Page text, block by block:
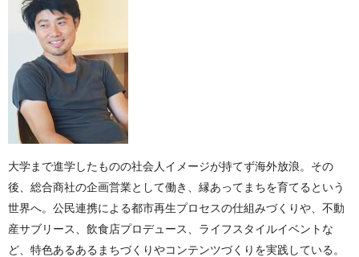
大学まで進学したものの社会人イメージが持てず海外放浪。その
後、総合商社の企画営業として働き、縁あってまちを育てるという
世界へ。公民連携による都市再生プロセスの仕組みづくりや、不動
産サブリース、飲食店プロデュース、ライフスタイルイベントな
ど、特色あるあるまちづくりやコンテンツづくりを実践している。